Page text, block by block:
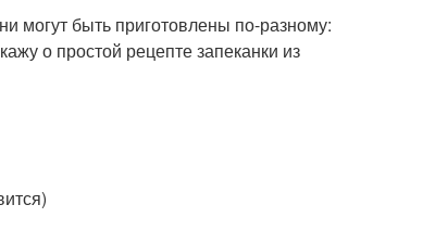
могут быть приготовлены по-разному:
о простой рецепте запеканки из